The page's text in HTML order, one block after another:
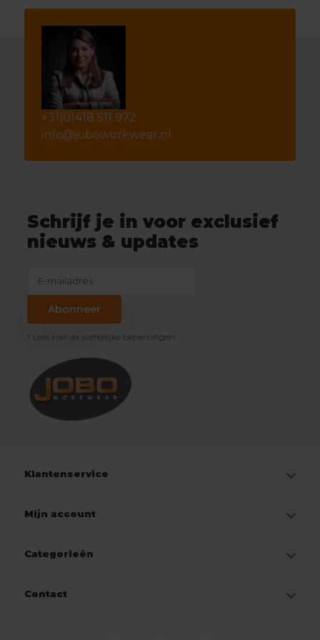
+31(0)418 511 972
info@joboworkwear.nl
Schrijf je in voor exclusief
nieuws & updates
Abonneer
* Lees hier de wettelijke beperkingen
Klantenservice
Mijn account
Categorieën
Contact